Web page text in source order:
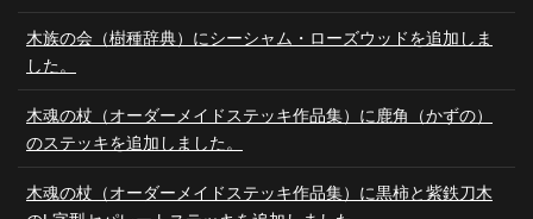
木族の会（樹種辞典）にシーシャム・ローズウッドを追加しま
した。
木魂の杖（オーダーメイドステッキ作品集）に鹿角（かずの）
のステッキを追加しました。
木魂の杖（オーダーメイドステッキ作品集）に黒柿と紫鉄刀木